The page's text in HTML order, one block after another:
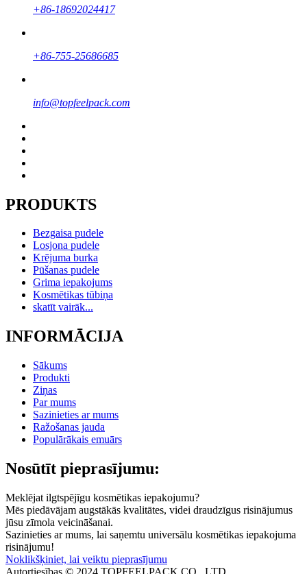
+86-18692024417
+86-755-25686685
info@topfeelpack.com
PRODUKTS
Bezgaisa pudele
Losjona pudele
Krējuma burka
Pūšanas pudele
Grima iepakojums
Kosmētikas tūbiņa
skatīt vairāk...
INFORMĀCIJA
Sākums
Produkti
Ziņas
Par mums
Sazinieties ar mums
Ražošanas jauda
Populārākais emuārs
Nosūtīt pieprasījumu:
Meklējat ilgtspējīgu kosmētikas iepakojumu?
Mēs piedāvājam augstākās kvalitātes, videi draudzīgus risinājumus
jūsu zīmola veicināšanai.
Sazinieties ar mums, lai saņemtu universālu kosmētikas iepakojuma
risinājumu!
Noklikšķiniet, lai veiktu pieprasījumu
Autortiesības © 2024 TOPFEELPACK CO., LTD